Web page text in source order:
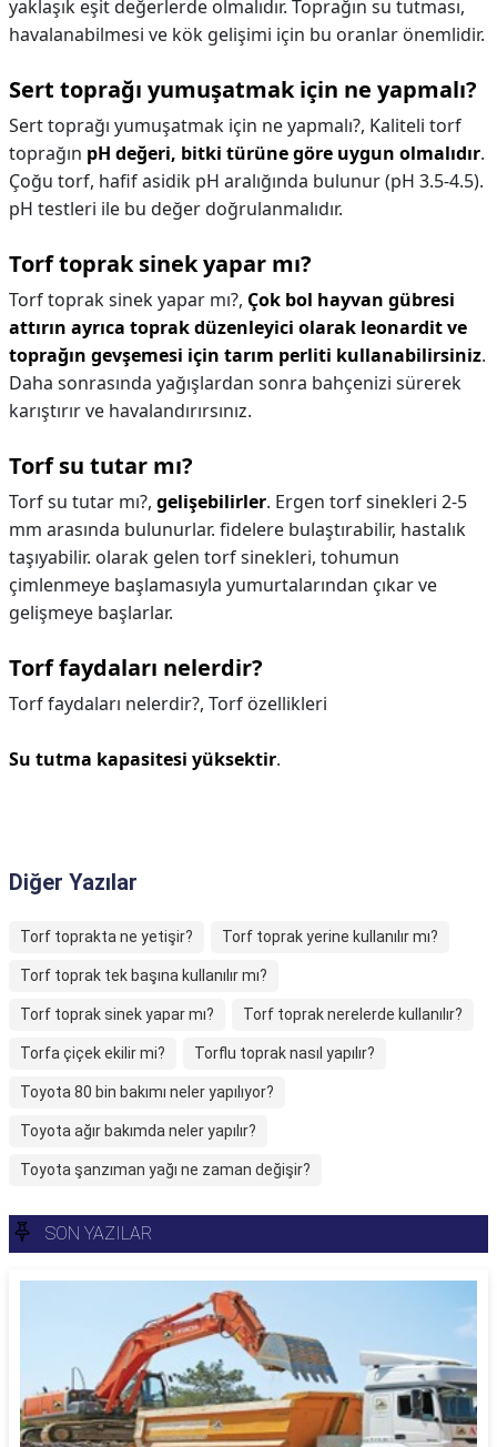
yaklaşık eşit değerlerde olmalıdır. Toprağın su tutması,
havalanabilmesi ve kök gelişimi için bu oranlar önemlidir.
Sert toprağı yumuşatmak için ne yapmalı?
Sert toprağı yumuşatmak için ne yapmalı?, Kaliteli torf
toprağın pH değeri, bitki türüne göre uygun olmalıdır.
Çoğu torf, hafif asidik pH aralığında bulunur (pH 3.5-4.5).
pH testleri ile bu değer doğrulanmalıdır.
Torf toprak sinek yapar mı?
Torf toprak sinek yapar mı?, Çok bol hayvan gübresi
attırın ayrıca toprak düzenleyici olarak leonardit ve
toprağın gevşemesi için tarım perliti kullanabilirsiniz.
Daha sonrasında yağışlardan sonra bahçenizi sürerek
karıştırır ve havalandırırsınız.
Torf su tutar mı?
Torf su tutar mı?, gelişebilirler. Ergen torf sinekleri 2-5
mm arasında bulunurlar. fidelere bulaştırabilir, hastalık
taşıyabilir. olarak gelen torf sinekleri, tohumun
çimlenmeye başlamasıyla yumurtalarından çıkar ve
gelişmeye başlarlar.
Torf faydaları nelerdir?
Torf faydaları nelerdir?, Torf özellikleri
Su tutma kapasitesi yüksektir.
Diğer Yazılar
Torf toprakta ne yetişir? Torf toprak yerine kullanılır mı?
Torf toprak tek başına kullanılır mı?
Torf toprak sinek yapar mı? Torf toprak nerelerde kullanılır?
Torfa çiçek ekilir mi? Torflu toprak nasıl yapılır?
Toyota 80 bin bakımı neler yapılıyor?
Toyota ağır bakımda neler yapılır?
Toyota şanzıman yağı ne zaman değişir?
SON YAZILAR